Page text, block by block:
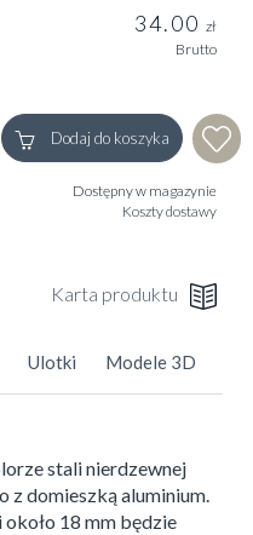
34.00 zł
Brutto
Dodaj do koszyka
Dostępny w magazynie
Koszty dostawy
Karta produktu
Ulotki Modele 3D
stali nierdzewnej
z domieszką aluminium.
18 mm będzie